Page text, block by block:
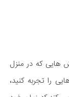
هایی که در منزل
را تجربه کنید،